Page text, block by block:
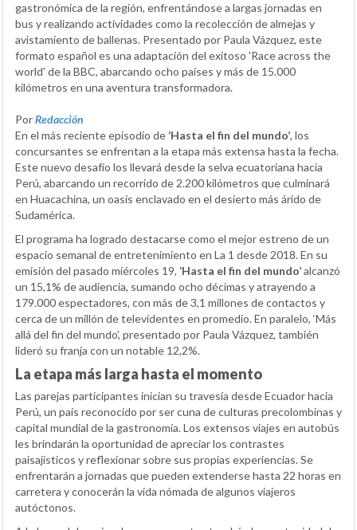
gastronómica de la región, enfrentándose a largas jornadas en
bus y realizando actividades como la recolección de almejas y
avistamiento de ballenas. Presentado por Paula Vázquez, este
formato español es una adaptación del exitoso 'Race across the
world' de la BBC, abarcando ocho países y más de 15.000
kilómetros en una aventura transformadora.
PorRedacción
En el más reciente episodio de ‘Hasta el fin del mundo’, los
concursantes se enfrentan a la etapa más extensa hasta la fecha.
Este nuevo desafío los llevará desde la selva ecuatoriana hacia
Perú, abarcando un recorrido de 2.200 kilómetros que culminará
en Huacachina, un oasis enclavado en el desierto más árido de
Sudamérica.
El programa ha logrado destacarse como el mejor estreno de un
espacio semanal de entretenimiento en La 1 desde 2018. En su
emisión del pasado miércoles 19, ‘Hasta el fin del mundo’alcanzó
un 15,1% de audiencia, sumando ocho décimas y atrayendo a
179.000 espectadores, con más de 3,1 millones de contactos y
cerca de un millón de televidentes en promedio. En paralelo, ‘Más
allá del fin del mundo’, presentado por Paula Vázquez, también
lideró su franja con un notable 12,2%.
La etapa más larga hasta el momento
Las parejas participantes inician su travesía desde Ecuador hacia
Perú, un país reconocido por ser cuna de culturas precolombinas y
capital mundial de la gastronomía. Los extensos viajes en autobús
les brindarán la oportunidad de apreciar los contrastes
paisajísticos y reflexionar sobre sus propias experiencias. Se
enfrentarán a jornadas que pueden extenderse hasta 22 horas en
carretera y conocerán la vida nómada de algunos viajeros
autóctonos.